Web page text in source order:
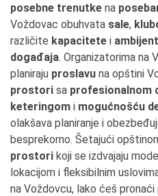
posebne trenutke na
Voždovac obuhvata sale,
različite kapacitete i
događaja. Organizatorima na
planiraju proslavu na opštini
prostori sa profesionalnom
keteringom i mogućnošću
olakšava planiranje i
besprekorno. Šetajući
prostori koji se izdvajaju
lokacijom i fleksibilnim
na Voždovcu, lako ćeš